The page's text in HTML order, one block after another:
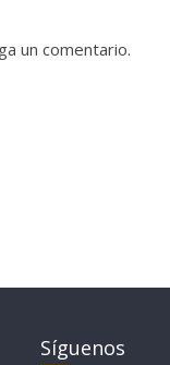
un comentario.
Síguenos